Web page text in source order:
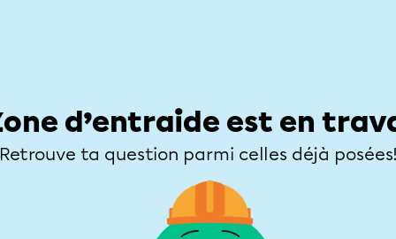
d’entraide est en
Retrouve ta question parmi celles déjà